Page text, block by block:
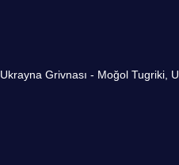
Ukrayna Grivnası - Moğol Tugriki,